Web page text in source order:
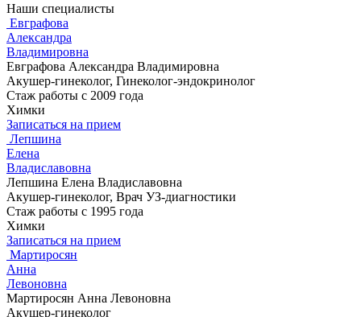
Наши специалисты
Евграфова
Александра
Владимировна
Евграфова Александра Владимировна
Акушер-гинеколог, Гинеколог-эндокринолог
Стаж работы с 2009 года
Химки
Записаться на прием
Лепшина
Елена
Владиславовна
Лепшина Елена Владиславовна
Акушер-гинеколог, Врач УЗ-диагностики
Стаж работы с 1995 года
Химки
Записаться на прием
Мартиросян
Анна
Левоновна
Мартиросян Анна Левоновна
Акушер-гинеколог